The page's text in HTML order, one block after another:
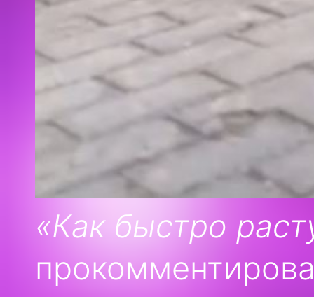
«Как быстро